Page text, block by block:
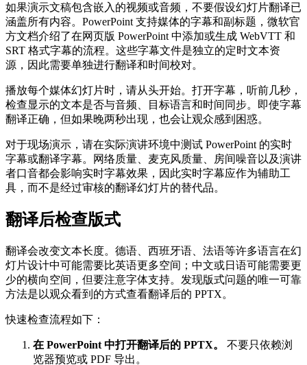
如果演示文稿包含嵌入的视频或音频，不要假设幻灯片翻译已
涵盖所有内容。PowerPoint 支持媒体的字幕和副标题，微软官
方文档介绍了在网页版 PowerPoint 中添加或生成 WebVTT 和
SRT 格式字幕的流程。这些字幕文件是独立的定时文本资
源，因此需要单独进行翻译和时间校对。
播放每个媒体幻灯片时，请从头开始。打开字幕，听前几秒，
检查显示的文本是否与音频、目标语言和时间同步。即使字幕
翻译正确，但如果晚两秒出现，也会让观众感到困惑。
对于现场演示，请在实际演讲环境中测试 PowerPoint 的实时
字幕或翻译字幕。网络质量、麦克风质量、房间噪音以及演讲
者口音都会影响实时字幕效果，因此实时字幕应作为辅助工
具，而不是经过审核的翻译幻灯片的替代品。
翻译后检查版式
翻译会改变文本长度。德语、西班牙语、法语等许多语言在幻
灯片设计中可能需要比英语更多空间；中文或日语可能需要更
少的横向空间，但要注意字体支持。发现版式问题的唯一可靠
方法是以观众看到的方式查看翻译后的 PPTX。
快速检查流程如下：
在 PowerPoint 中打开翻译后的 PPTX。
不要只依赖浏
览器预览或 PDF 导出。